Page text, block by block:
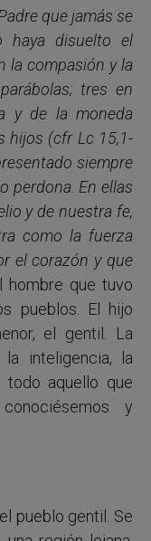
que jamás se
haya disuelto el
la compasión y la
tres en
y de la moneda
hijos (cfr Lc 15,1-
siempre
perdona. En ellas
y de nuestra fe,
como la fuerza
el corazón y que
hombre que tuvo
pueblos. El hijo
el gentil. La
inteligencia, la
todo aquello que
y
pueblo gentil. Se